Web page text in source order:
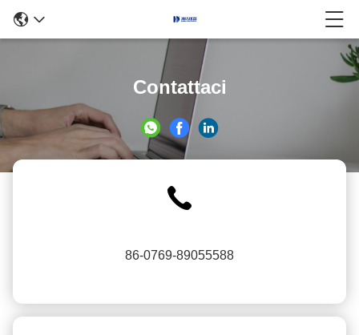
Contattaci
86-0769-89055588